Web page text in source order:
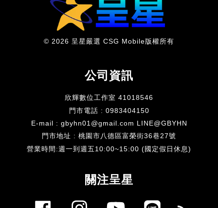
© 2026 呈星嚴選 CSG Mobile版權所有
公司資訊
欣輝數位工作室 41018546
門市電話 : 0983404150
E-mail : gbyhn01@gmail.com LINE@GBYHN
門市地址 : 桃園市八德區富榮街36巷27號
​營業時間:週一到週五10:00~15:00 (國定假日休息)
關注呈星
Facebook Instagram YouTube